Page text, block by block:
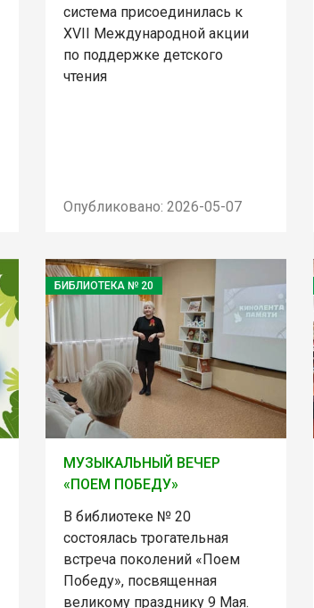
система присоединилась к
XVII Международной акции
по поддержке детского
чтения
Опубликовано: 2026-05-07
БИБЛИОТЕКА № 20
МУЗЫКАЛЬНЫЙ ВЕЧЕР
«ПОЕМ ПОБЕДУ»
В библиотеке № 20
состоялась трогательная
встреча поколений «Поем
Победу», посвященная
великому празднику 9 Мая.